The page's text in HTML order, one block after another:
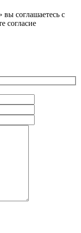
соглашаетесь с
согласие